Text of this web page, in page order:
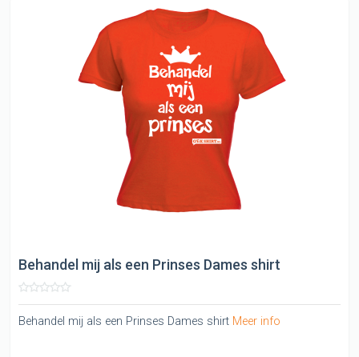
Behandel mij als een Prinses Dames shirt
Behandel mij als een Prinses Dames shirt Meer info